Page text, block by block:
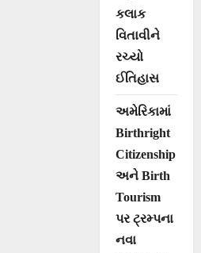
કલાક
વિતાવીને
રચ્યો
ઈતિહાસ
અમેરિકામાં
Birthright
Citizenship
અને Birth
Tourism
પર ટ્રમ્પના
નવા